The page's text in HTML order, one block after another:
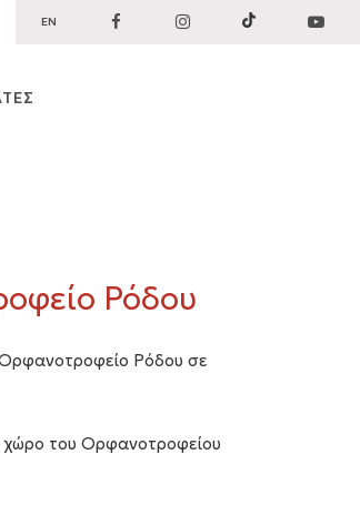
EN
Ρόδου
Ρόδου σε
χώρο του Ορφανοτροφείου